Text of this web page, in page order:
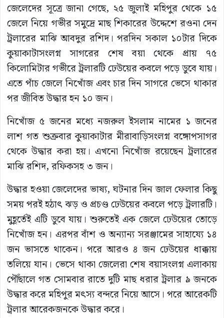
জেলেদের সূত্রে জানা গেছে, ২৫ জুলাই মহিপুর থেকে ১৫
জেলে নিয়ে গভীর সমুদ্রে মাছ শিকারের উদ্দেশে রওনা দেন
ট্রলারের মাঝি আবদুর রশিদ। পরদিন সকাল ১০টার দিকে
কুয়াকাটাসংলগ্ন সাগরের শেষ বয়া থেকে প্রায় ৭৫
কিলোমিটার গভীরে ট্রলারটি ঢেউয়ের কবলে পড়ে ডুবে যায়।
এতে পাঁচ জেলে নিখোঁজ এবং চার দিন সাগরে ভেসে থাকার
পর জীবিত উদ্ধার হন ১০ জন।
নিখোঁজ ৫ জনের মধ্যে নজরুল ইসলাম নামের ১ জনের
লাশ গত শুক্রবার কুয়াকাটার মীরাবাড়িসংলগ্ন বঙ্গোপসাগর
থেকে উদ্ধার করা হয়। এখনো নিখোঁজ রয়েছেন ট্রলারের
মাঝি রশিদ, রফিকসহ ৩ জন।
উদ্ধার হওয়া জেলেদের ভাষ্য, ঘটনার দিন জাল ফেলার কিছু
সময় পরই হঠাৎ ঝড় ও প্রচণ্ড ঢেউয়ের কবলে পড়ে ট্রলারটি।
মুহূর্তেই এটি ডুবে যায়। শুরুতেই এক জেলে ঢেউয়ের তোড়ে
নিখোঁজ হন। এরপর বাঁশ ও অন্যান্য সরঞ্জামের সাহায্যে ১৪
জন ভাসতে থাকেন। পরে আরও ৪ জন ঢেউয়ের ধাক্কায়
তলিয়ে যান। ভেসে থাকা জেলেরা শেষ বয়াসংলগ্ন এলাকায়
পৌঁছালে গত সোমবার রাতে দুটি মাছ ধরার ট্রলার ৯ জনকে
উদ্ধার করে মহিপুর মৎস্য বন্দরে নিয়ে আসে। পরে আরেকটি
ট্রলার আরেকজনকে উদ্ধার করে।